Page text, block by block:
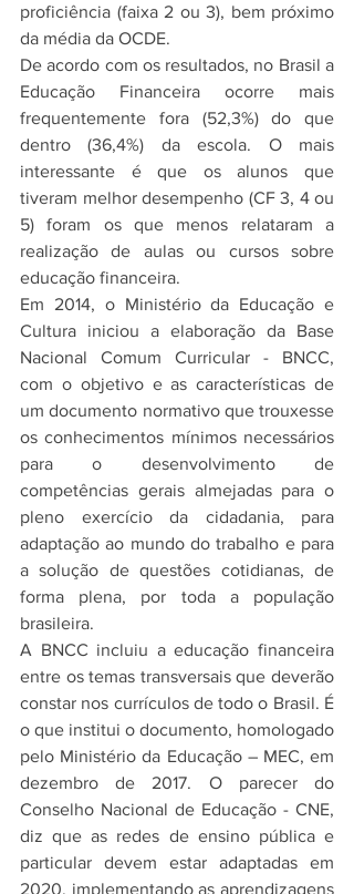
proficiência (faixa 2 ou 3), bem próximo
da média da OCDE.
De acordo com os resultados, no Brasil a
Educação Financeira ocorre mais
frequentemente fora (52,3%) do que
dentro (36,4%) da escola. O mais
interessante é que os alunos que
tiveram melhor desempenho (CF 3, 4 ou
5) foram os que menos relataram a
realização de aulas ou cursos sobre
educação financeira.
Em 2014, o Ministério da Educação e
Cultura iniciou a elaboração da Base
Nacional Comum Curricular - BNCC,
com o objetivo e as características de
um documento normativo que trouxesse
os conhecimentos mínimos necessários
para o desenvolvimento de
competências gerais almejadas para o
pleno exercício da cidadania, para
adaptação ao mundo do trabalho e para
a solução de questões cotidianas, de
forma plena, por toda a população
brasileira.
A BNCC incluiu a educação financeira
entre os temas transversais que deverão
constar nos currículos de todo o Brasil. É
o que institui o documento, homologado
pelo Ministério da Educação – MEC, em
dezembro de 2017. O parecer do
Conselho Nacional de Educação - CNE,
diz que as redes de ensino pública e
particular devem estar adaptadas em
2020, implementando as aprendizagens